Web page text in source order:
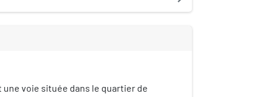
une voie située dans le quartier de